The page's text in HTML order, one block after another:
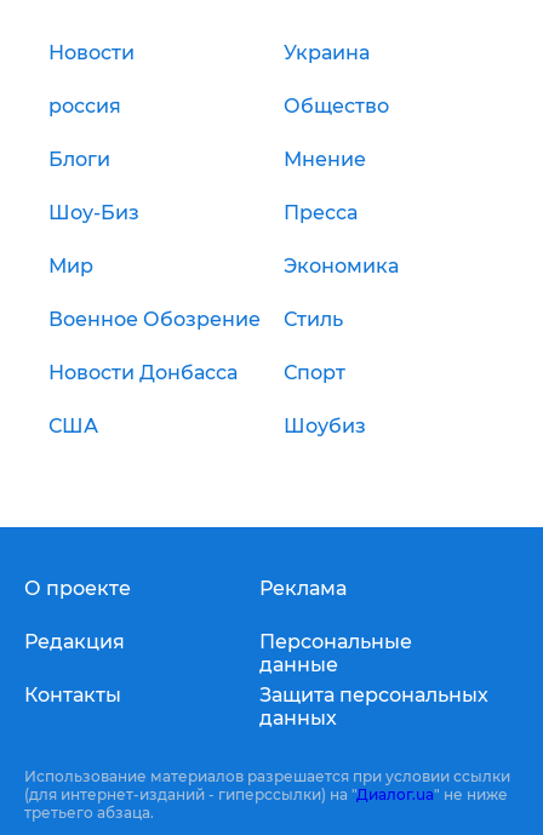
Новости Украина
россия Общество
Блоги Мнение
Шоу-Биз Пресса
Мир Экономика
Военное Обозрение Стиль
Новости Донбасса Спорт
США Шоубиз
О проекте
Редакция
Контакты
Реклама
Персональные
данные
Защита персональных
данных
Использование материалов разрешается при условии ссылки
(для интернет-изданий - гиперссылки) на "Диалог.ua" не ниже
третьего абзаца.